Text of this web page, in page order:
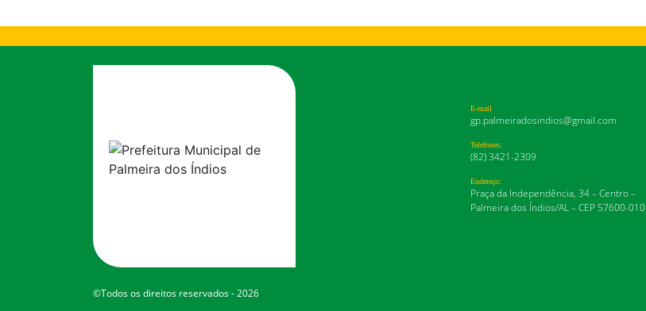
E-mail
gp.palmeiradosindios@gmail.com
Telefones:
(82) 3421-2309
Endereço:
Praça da Independência, 34 – Centro –
Palmeira dos Índios/AL – CEP 57600-010
©Todos os direitos reservados - 2026